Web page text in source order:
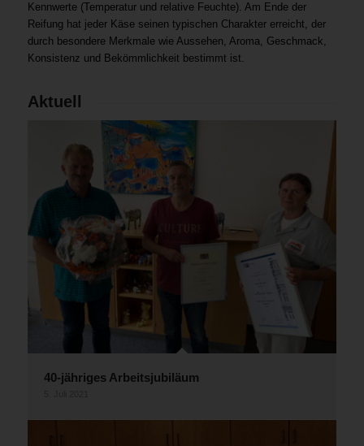
Kennwerte (Temperatur und relative Feuchte). Am Ende der
Reifung hat jeder Käse seinen typischen Charakter erreicht, der
durch besondere Merkmale wie Aussehen, Aroma, Geschmack,
Konsistenz und Bekömmlichkeit bestimmt ist.
Aktuell
40-jähriges Arbeitsjubiläum